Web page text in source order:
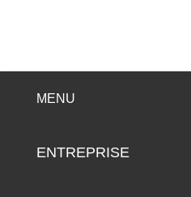
MENU
ENTREPRISE